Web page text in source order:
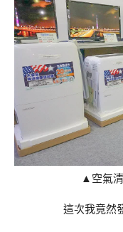
▲空氣
這次我竟然